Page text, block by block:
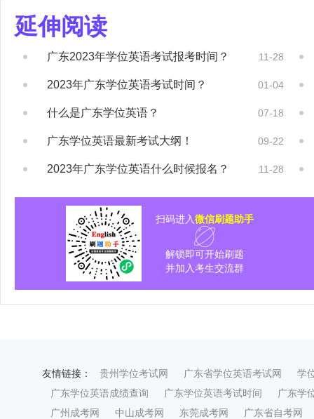
延伸阅读
广东2023年学位英语考试报考时间？ 11-28
2023年广东学位英语考试时间？ 01-04
什么是广东学位英语？ 07-18
广东学位英语最新考试大纲！ 09-22
2023年广东学位英语什么时候报名？ 11-28
扫码进入微信刷题助手
解锁即可开始刷题
并加入考生交流群
友情链接： 贵州学位考试网 广东省学位英语考试网
学
广东学位英语成绩查询
广东学位英语考试时间
广东学
广州成考网
中山成考网 东莞成考网
广东省自考网